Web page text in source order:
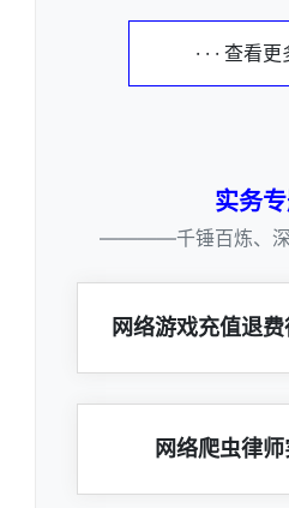
· · · 查看更
实务
————千锤百炼、
网络游戏充值退
网络爬虫律